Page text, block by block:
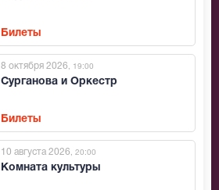
Билеты
Сурганова и Оркестр
8 октября 2026 , 19:00
Билеты
Комната культуры
10 августа 2026 , 20:00